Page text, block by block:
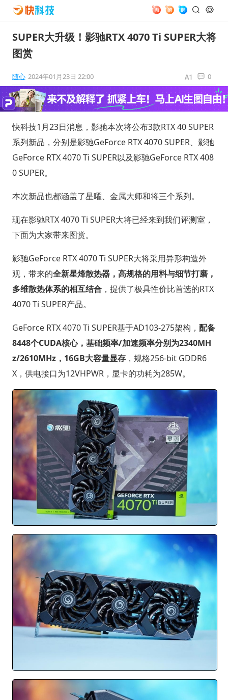
SUPER大升级！影驰RTX 4070 Ti SUPER大将
图赏
随心 2024年01月23日 22:00 0
快科技1月23日消息，影驰本次将公布3款RTX 40 SUPER
系列新品，分别是影驰GeForce RTX 4070 SUPER、影驰
GeForce RTX 4070 Ti SUPER以及影驰GeForce RTX 408
0 SUPER。
本次新品也都涵盖了星曜、金属大师和将三个系列。
现在影驰RTX 4070 Ti SUPER大将已经来到我们评测室，
下面为大家带来图赏。
影驰GeForce RTX 4070 Ti SUPER大将采用异形构造外
观，带来的全新星烽散热器，高规格的用料与细节打磨，
多维散热体系的相互结合，提供了极具性价比首选的RTX
4070 Ti SUPER产品。
GeForce RTX 4070 Ti SUPER基于AD103-275架构， 配备
8448个CUDA核心，基础频率/加速频率分别为2340MH
z/2610MHz，16GB大容量显存，规格256-bit GDDR6
X，供电接口为12VHPWR，显卡的功耗为285W。